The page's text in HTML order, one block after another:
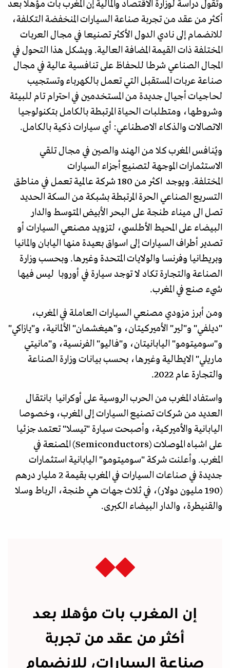
وتقول دراسة لوزارة الاقتصاد والمالية إن المغرب بات مؤهلا بعد
أكثر من عقد من تجربة صناعة السيارات المنخفضة التكلفة،
للانضمام إلى نادي الدول الأكثر تصنيعا في مجال العربات
المختلفة ذات القيمة المضافة العالية. ويشكل هذا التحول في
المجال الصناعي شرطا للحفاظ على تنافسية عالية في مجال
صناعة عربات المستقبل التي تعمل بالكهرباء وتستجيب
لحاجيات أجيال جديدة من المستخدمين في احترام تام للبيئة
وشروطها، ومتطلبات الحياة المرتبطة بالكامل بتكنولوجيا
الاتصالات والذكاء الاصطناعي: أي سيارات ذكية بالكامل.
ويُنافس المغرب كلا من الهند والصين في مجال تلقي
الاستثمارات الموجهة لتصنيع أجزاء السيارات
المختلفة. ويوجد اكثر من 180 شركة عالمية تعمل في مناطق
التسريع الصناعي الحرة المرتبطة بشبكة من السكة الحديد
تصل الى ميناء طنجة على البحر الأبيض المتوسط والدار
البيضاء على المحيط الأطلسي، لتزويد مصنعي السيارات أو
تصدير أطراف السيارات إلى اسواق بعيدة منها اليابان والمانيا
وبريطانيا وفرنسا والولايات المتحدة وغيرها. وبحسب وزارة
الصناعة والتجارة تكاد لا توجد سيارة في أوروبا ليس فيها
شيء صنع في المغرب.
ومن أبرز مزودي مصنعي السيارات العاملة في المغرب،
"ديلفي" و"لير" الأميركيتان، و"هيغشمان" الألمانية، و"يازاكي"
و"سوميتومو" اليابانيتان، و"فاليو" الفرنسية، و"مانيتي
ماريلي" الايطالية وغيرها، بحسب بيانات وزارة الصناعة
والتجارة عام 2022.
واستفاد المغرب من الحرب الروسية على أوكرانيا بانتقال
العديد من شركات تصنيع السيارات إلى المغرب، وخصوصا
اليابانية والأميركية، وأصبحت سيارة "تيسلا" تعتمد جزئيا
على اشباه الموصلات (Semiconductors) المصنعة في
المغرب. وأعلنت شركة "سوميتومو" اليابانية استثمارات
جديدة في صناعات السيارات في المغرب بقيمة 2 مليار درهم
(190 مليون دولار)، في ثلاث جهات هي طنجة، الرباط وسلا
والقنيطرة، والدار البيضاء الكبرى.
إن المغرب بات مؤهلا بعد
أكثر من عقد من تجربة
صناعة السيارات، للانضمام